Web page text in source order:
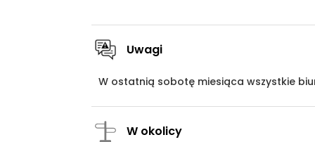
Uwagi
W ostatnią sobotę miesiąca wszystkie
W okolicy